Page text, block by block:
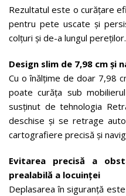
Rezultatul este o curățare
pentru pete uscate și
colțuri și de-a lungul pereților.
Design slim de 7,98 cm și
Cu o înălțime de doar 7,98
poate curăța sub
susținut de tehnologia
deschise și se retrage
cartografiere precisă și
Evitarea precisă a
prealabilă a locuinței
Deplasarea în siguranță